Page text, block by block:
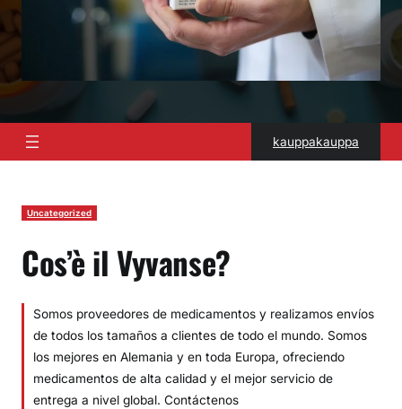
kauppakauppa
Uncategorized
Cos’è il Vyvanse?
Somos proveedores de medicamentos y realizamos envíos
de todos los tamaños a clientes de todo el mundo. Somos
los mejores en Alemania y en toda Europa, ofreciendo
medicamentos de alta calidad y el mejor servicio de
entrega a nivel global. Contáctenos